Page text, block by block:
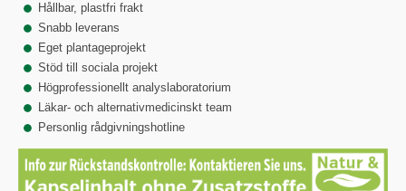
Hållbar, plastfri frakt
Snabb leverans
Eget plantageprojekt
Stöd till sociala projekt
Högprofessionellt analyslaboratorium
Läkar- och alternativmedicinskt team
Personlig rådgivningshotline